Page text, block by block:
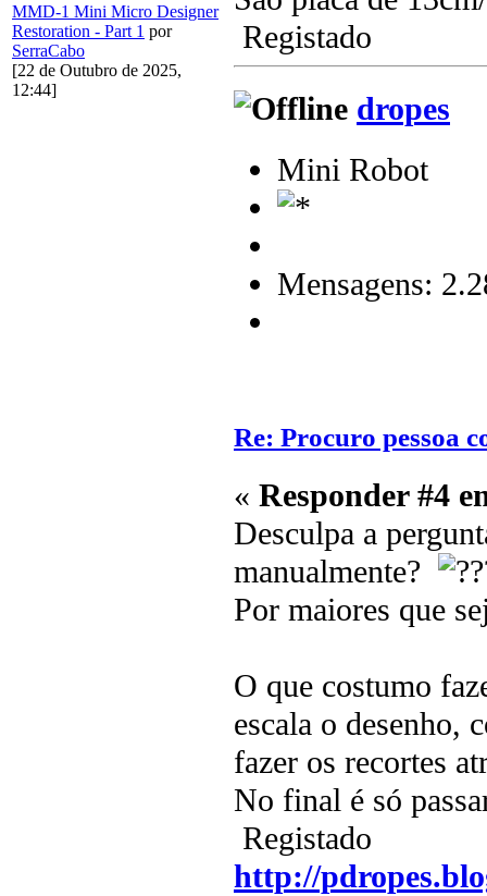
MMD-1 Mini Micro Designer
Restoration - Part 1 por
SerraCabo
[22 de Outubro de 2025,
12:44]
Registado
dropes
Mini Robot
Mensagens:
Re: Procuro pessoa
« Responder #4
Desculpa a
manualmente?
Por maiores que
O que costumo
escala o desenho,
fazer os recortes
No final é só
Registado
http://